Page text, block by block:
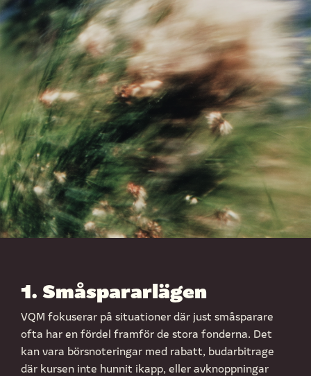
1. Småspararlägen
VQM fokuserar på situationer där just småsparare
ofta har en fördel framför de stora fonderna. Det
kan vara börsnoteringar med rabatt, budarbitrage
där kursen inte hunnit ikapp, eller avknoppningar